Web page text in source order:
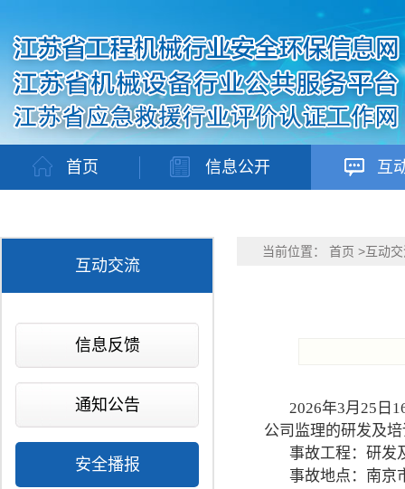
首页 信息公开 互
互动交流
信息反馈
通知公告
安全播报
当前位置： 首页 >互动
2026年3月25日
公司监理的研发及
事故工程：研发
事故地点：南京